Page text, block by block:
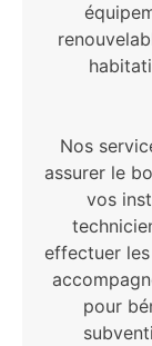
Nos
assurer le
vos
effectuer
pour